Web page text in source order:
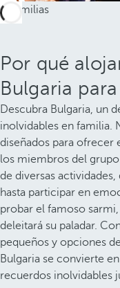
Por qué
Bulgaria
Descubra Bulgaria, un
inolvidables en familia.
diseñados para
los miembros del
de diversas
hasta participar en
probar el famoso
deleitará su paladar.
pequeños y opciones
Bulgaria se convierte
recuerdos inolvidables